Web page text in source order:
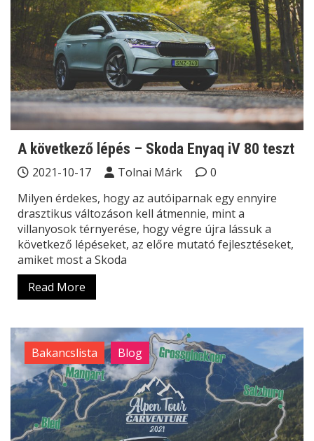
A következő lépés – Skoda Enyaq iV 80 teszt
2021-10-17 Tolnai Márk
0
Milyen érdekes, hogy az autóiparnak egy ennyire
drasztikus változáson kell átmennie, mint a
villanyosok térnyerése, hogy végre újra lássuk a
következő lépéseket, az előre mutató fejlesztéseket,
amiket most a Skoda
Read More
Bakancslista Blog